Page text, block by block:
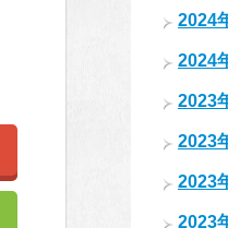
2024
2024
2023
2023
2023
2023